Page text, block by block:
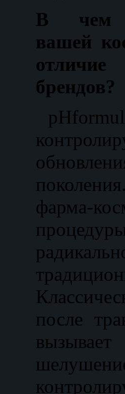
В чем
вашей
брендов?
фарма-
после